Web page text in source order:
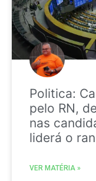
Politica:
pelo RN,
nas
liderá o
VER MATÉRIA »